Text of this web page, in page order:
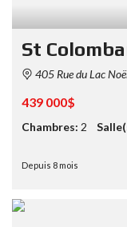
St
405 Rue du Lac
439 000$
Chambres: 2
Depuis 8 mois